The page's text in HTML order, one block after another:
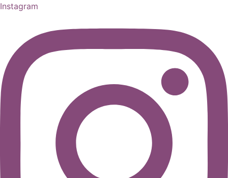
Instagram